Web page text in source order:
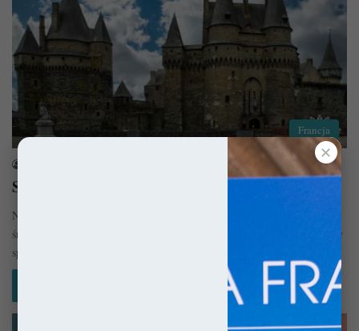
Francja
Samochodem na północ Francji
Niejednokrotnie już przekonałem się o tym, że samochód to najlepszy
środek transportu. Daje ogromne poczucie niezależności, dzięki czemu w
spełnieniu…
✕